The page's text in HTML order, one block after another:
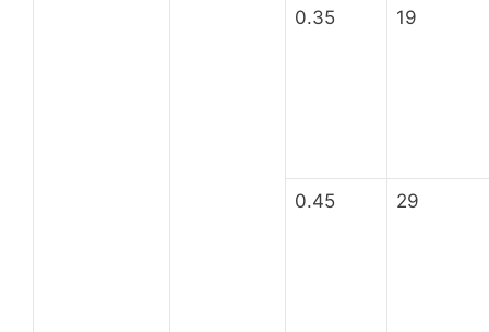
0.35 19
0.45 29